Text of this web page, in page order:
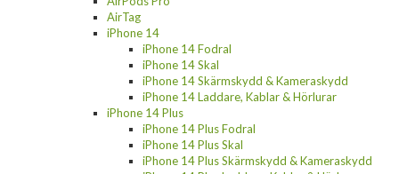
AirTag
iPhone 14
iPhone 14 Fodral
iPhone 14 Skal
iPhone 14 Skärmskydd & Kameraskydd
iPhone 14 Laddare, Kablar & Hörlurar
iPhone 14 Plus
iPhone 14 Plus Fodral
iPhone 14 Plus Skal
iPhone 14 Plus Skärmskydd & Kameraskydd